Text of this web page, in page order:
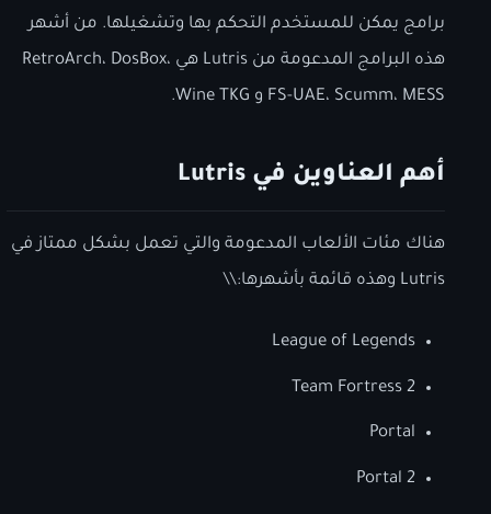
برامج يمكن للمستخدم التحكم بها وتشغيلها. من أشهر
هذه البرامج المدعومة من Lutris هي RetroArch، DosBox،
FS-UAE، Scumm، MESS و Wine TKG.
أهم العناوين في Lutris
هناك مئات الألعاب المدعومة والتي تعمل بشكل ممتاز في
Lutris وهذه قائمة بأشهرها:\\
League of Legends
Team Fortress 2
Portal
Portal 2